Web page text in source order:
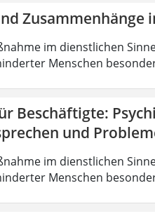
Zusammenhänge
im dienstlichen
Menschen
Beschäftigte:
und
im dienstlichen
Menschen